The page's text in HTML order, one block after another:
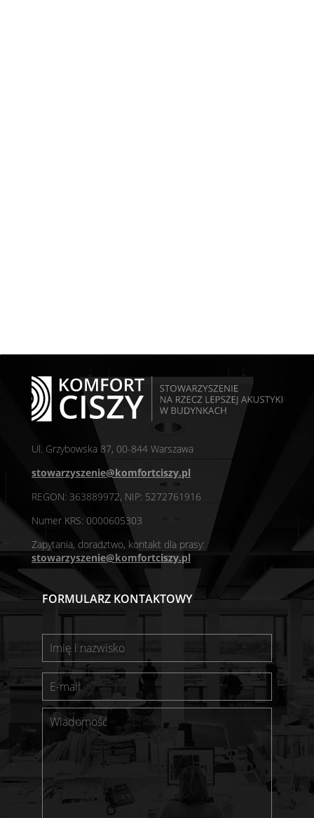
Ul. Grzybowska 87, 00-844 Warszawa
stowarzyszenie@komfortciszy.pl
REGON: 363889972, NIP: 5272761916
Numer KRS: 0000605303
Zapytania, doradztwo, kontakt dla prasy:
stowarzyszenie@komfortciszy.pl
FORMULARZ KONTAKTOWY